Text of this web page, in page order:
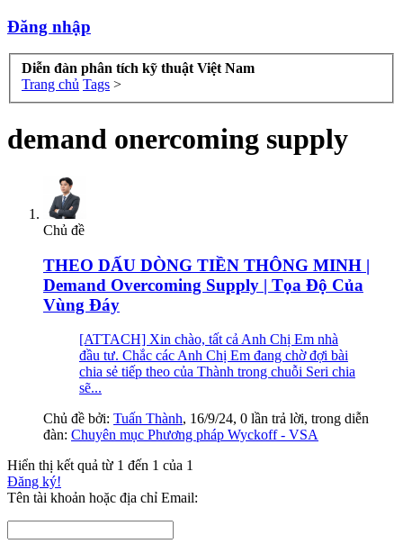
Đăng nhập
Diễn đàn phân tích kỹ thuật Việt Nam
Trang chủ Tags >
demand onercoming supply
Chủ đề
THEO DẤU DÒNG TIỀN THÔNG MINH |
Demand Overcoming Supply | Tọa Độ Của
Vùng Đáy
[ATTACH] Xin chào, tất cả Anh Chị Em nhà
đầu tư. Chắc các Anh Chị Em đang chờ đợi bài
chia sẻ tiếp theo của Thành trong chuỗi Seri chia
sẽ...
Chủ đề bởi: Tuấn Thành, 16/9/24, 0 lần trả lời, trong diễn
đàn: Chuyên mục Phương pháp Wyckoff - VSA
Hiển thị kết quả từ 1 đến 1 của 1
Đăng ký!
Tên tài khoản hoặc địa chỉ Email: